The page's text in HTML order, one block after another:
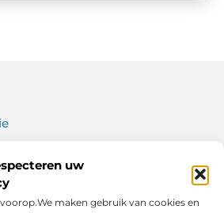
uw
maken gebruik van cookies en